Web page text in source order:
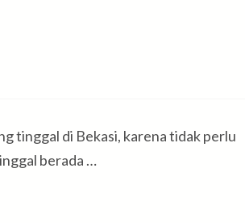
tinggal di Bekasi, karena tidak perlu
berada …